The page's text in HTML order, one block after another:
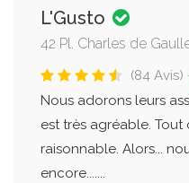
L'Gusto
42 Pl. Charles de
(84 Avis)
Nous adorons leurs
est très agréable.
raisonnable. Alors...
encore.......